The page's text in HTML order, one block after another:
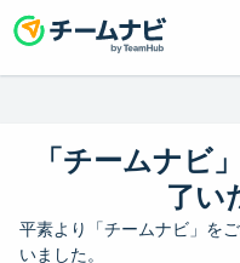
「チームナビ
了い
平素より「チームナビ」を
いました。